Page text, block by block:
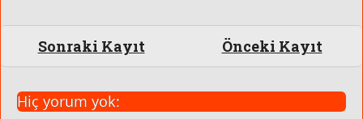
Sonraki Kayıt Önceki Kayıt
Hiç yorum yok: